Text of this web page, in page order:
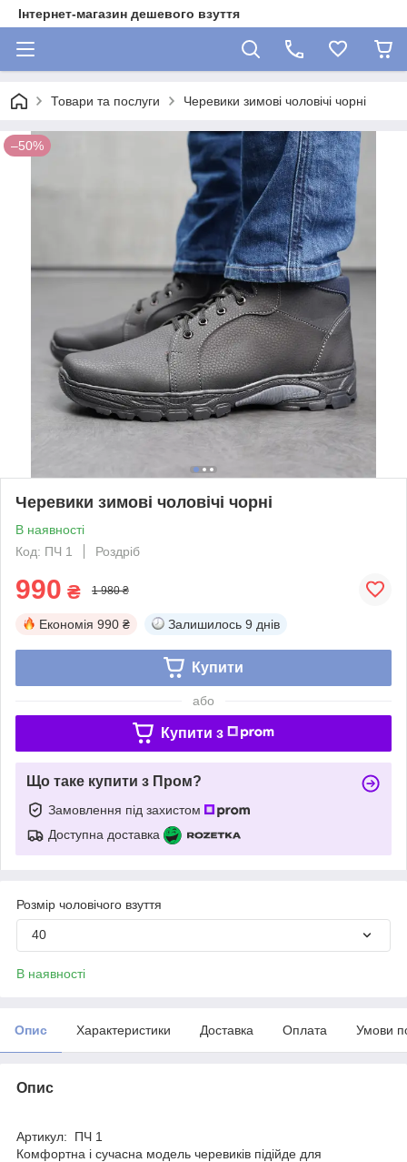
Інтернет-магазин дешевого взуття
Товари та послуги Черевики зимові чоловічі чорні
–50%
Черевики зимові чоловічі чорні
В наявності
Код: ПЧ 1
Роздріб
990 ₴ 1 980 ₴
Економія 990 ₴ Залишилось 9 днів
Купити
або
Купити з
Що таке купити з Пром?
Замовлення під захистом
Доступна доставка
Розмір чоловічого взуття
40
В наявності
Опис Характеристики Доставка Оплата Умови
Опис
Артикул: ПЧ 1
Комфортна і сучасна модель черевиків підійде для